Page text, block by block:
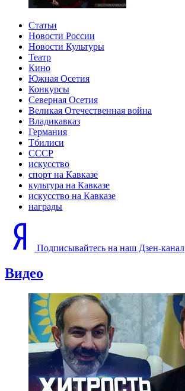
Статьи
Новости России
Новости Культуры
Театр
Кино
Южная Осетия
Конкурсы
Северная Осетия
Великая Отечественная война
Владикавказ
Германия
Тбилиси
СССР
искусство
спорт на Кавказе
культура на Кавказе
искусство на Кавказе
награды
Подписывайтесь на наш Дзен-канал
Видео